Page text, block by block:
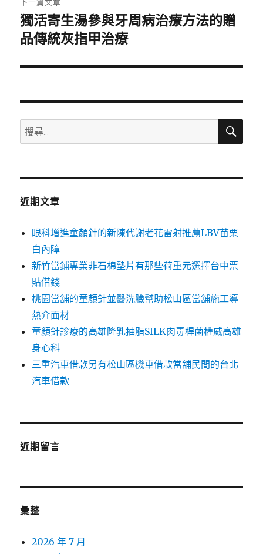
下
一
文
獨活寄生湯參與牙周病治療方法的贈
品傳統灰指甲治療
搜
尋
鍵
搜
近期文章
眼科增進童顏針的新陳代謝老花雷射推薦LBV苗栗
白內障
新竹當鋪專業非石棉墊片有那些荷重元選擇台中票
貼借錢
桃園當舖的童顏針並醫洗臉幫助松山區當舖施工導
熱介面材
童顏針診療的高雄隆乳抽脂SILK肉毒桿菌權威高雄
身心科
三重汽車借款另有松山區機車借款當舖民間的台北
汽車借款
近期留言
彙整
2026 年 7 月